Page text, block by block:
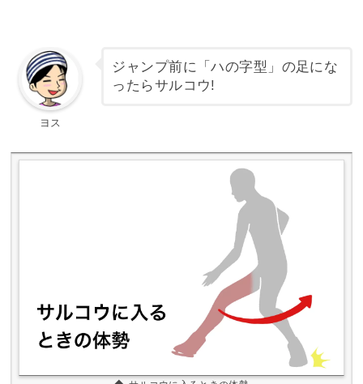
ヨス
ジャンプ前に「ハの字型」の足にな
ったらサルコウ!